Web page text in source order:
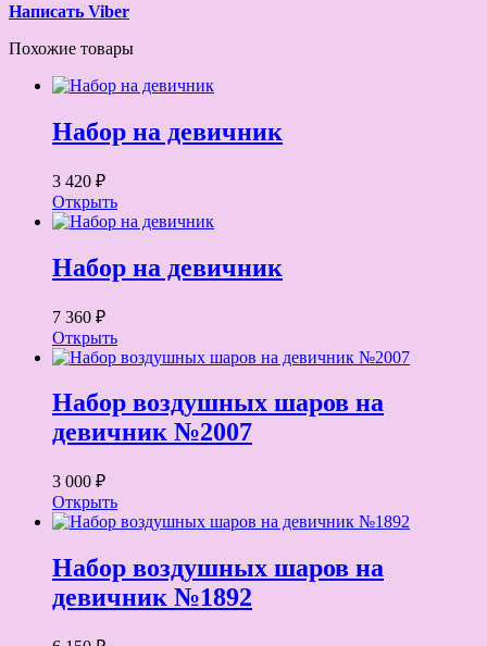
Написать Viber
Похожие товары
Набор на девичник
3 420 ₽
Открыть
Набор на девичник
7 360 ₽
Открыть
Набор воздушных шаров на
девичник №2007
3 000 ₽
Открыть
Набор воздушных шаров на
девичник №1892